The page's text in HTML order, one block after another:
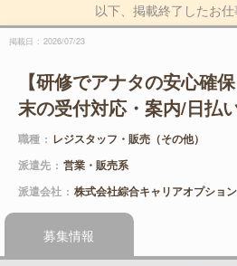
以下、掲載終了したお仕
掲載日 2026/07/23
【研修でアナタの安心確
末の受付対応・案内/日払
職種
レジスタッフ・販売（その他）
派遣先
営業・販売系
派遣会社
株式会社綜合キャリアオプショ
募集情報